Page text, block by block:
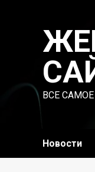
содержимому
ВСЕ
Новости